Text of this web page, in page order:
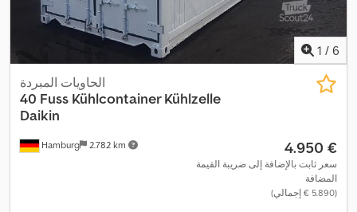
1 / 6
Hamburg 2.782 km
الحاويات المبردة
40 Fuss Kühlcontainer Kühlzelle
Daikin
‏4.950 €
سعر ثابت بالإضافة إلى ضريبة القيمة
المضافة
(‏5.890 € إجمالي)